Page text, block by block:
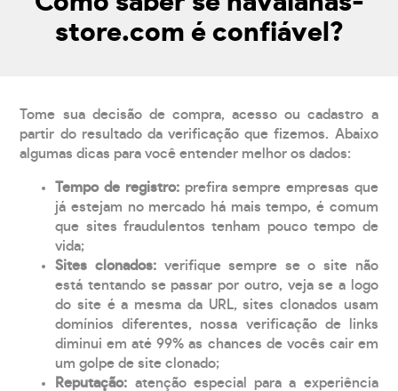
store.com é confiável?
Tome sua decisão de compra, acesso ou cadastro a
partir do resultado da verificação que fizemos. Abaixo
algumas dicas para você entender melhor os dados:
Tempo de registro: prefira sempre empresas que
já estejam no mercado há mais tempo, é comum
que sites fraudulentos tenham pouco tempo de
vida;
Sites clonados: verifique sempre se o site não
está tentando se passar por outro, veja se a logo
do site é a mesma da URL, sites clonados usam
domínios diferentes, nossa verificação de links
diminui em até 99% as chances de vocês cair em
um golpe de site clonado;
Reputação: atenção especial para a experiência